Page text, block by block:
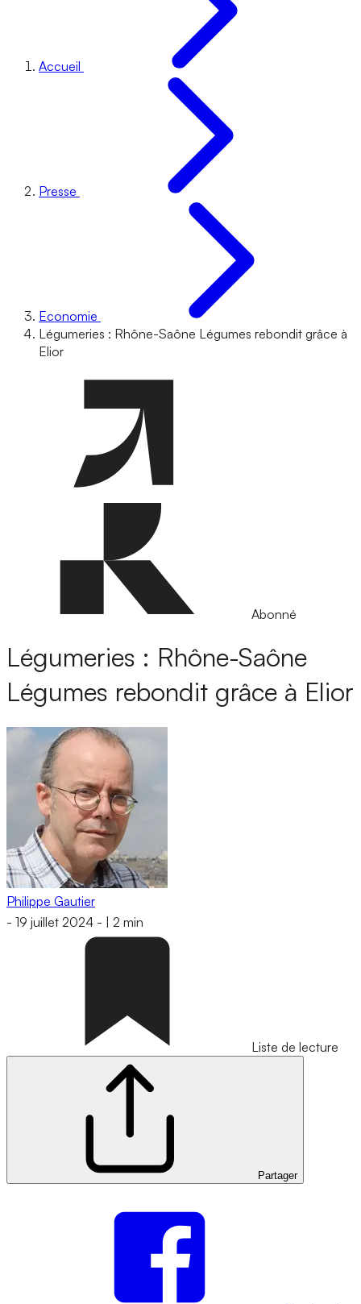
Accueil
Presse
Economie
Légumeries : Rhône-Saône Légumes rebondit grâce à
Elior
Abonné
Légumeries : Rhône-Saône
Légumes rebondit grâce à Elior
Philippe Gautier
- 19 juillet 2024 - 2 min
Liste de lecture
Partager